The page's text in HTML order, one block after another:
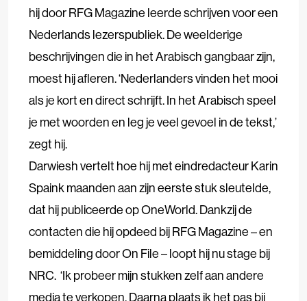
hij door RFG Magazine leerde schrijven voor een
Nederlands lezerspubliek. De weelderige
beschrijvingen die in het Arabisch gangbaar zijn,
moest hij afleren. ‘Nederlanders vinden het mooi
als je kort en direct schrijft. In het Arabisch speel
je met woorden en leg je veel gevoel in de tekst,’
zegt hij.
Darwiesh vertelt hoe hij met eindredacteur Karin
Spaink maanden aan zijn eerste stuk sleutelde,
dat hij publiceerde op OneWorld. Dankzij de
contacten die hij opdeed bij RFG Magazine – en
bemiddeling door On File – loopt hij nu stage bij
NRC. ‘Ik probeer mijn stukken zelf aan andere
media te verkopen. Daarna plaats ik het pas bij